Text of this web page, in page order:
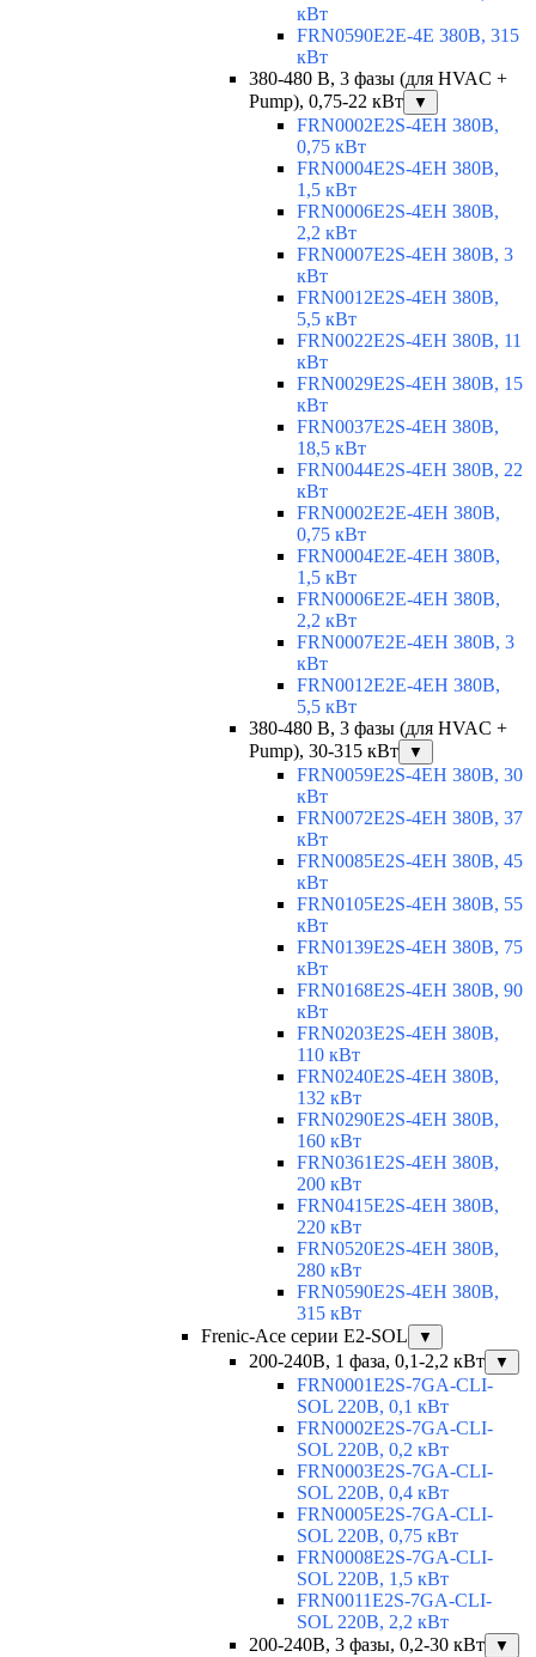
кВт
FRN0590E2E-4E 380В, 315
кВт
380-480 В, 3 фазы (для HVAC +
Pump), 0,75-22 кВт
▼
FRN0002E2S-4EH 380В,
0,75 кВт
FRN0004E2S-4EH 380В,
1,5 кВт
FRN0006E2S-4EH 380В,
2,2 кВт
FRN0007E2S-4EH 380В, 3
кВт
FRN0012E2S-4EH 380В,
5,5 кВт
FRN0022E2S-4EH 380В, 11
кВт
FRN0029E2S-4EH 380В, 15
кВт
FRN0037E2S-4EH 380В,
18,5 кВт
FRN0044E2S-4EH 380В, 22
кВт
FRN0002E2E-4EH 380В,
0,75 кВт
FRN0004E2E-4EH 380В,
1,5 кВт
FRN0006E2E-4EH 380В,
2,2 кВт
FRN0007E2E-4EH 380В, 3
кВт
FRN0012E2E-4EH 380В,
5,5 кВт
380-480 В, 3 фазы (для HVAC +
Pump), 30-315 кВт
▼
FRN0059E2S-4EH 380В, 30
кВт
FRN0072E2S-4EH 380В, 37
кВт
FRN0085E2S-4EH 380В, 45
кВт
FRN0105E2S-4EH 380В, 55
кВт
FRN0139E2S-4EH 380В, 75
кВт
FRN0168E2S-4EH 380В, 90
кВт
FRN0203E2S-4EH 380В,
110 кВт
FRN0240E2S-4EH 380В,
132 кВт
FRN0290E2S-4EH 380В,
160 кВт
FRN0361E2S-4EH 380В,
200 кВт
FRN0415E2S-4EH 380В,
220 кВт
FRN0520E2S-4EH 380В,
280 кВт
FRN0590E2S-4EH 380В,
315 кВт
Frenic-Ace серии E2-SOL
▼
200-240В, 1 фаза, 0,1-2,2 кВт ▼
FRN0001E2S-7GA-CLI-
SOL 220В, 0,1 кВт
FRN0002E2S-7GA-CLI-
SOL 220В, 0,2 кВт
FRN0003E2S-7GA-CLI-
SOL 220В, 0,4 кВт
FRN0005E2S-7GA-CLI-
SOL 220В, 0,75 кВт
FRN0008E2S-7GA-CLI-
SOL 220В, 1,5 кВт
FRN0011E2S-7GA-CLI-
SOL 220В, 2,2 кВт
200-240В, 3 фазы, 0,2-30 кВт
▼